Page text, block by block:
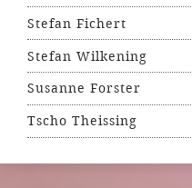
Stefan Fichert
Stefan Wilkening
Susanne Forster
Tscho Theissing